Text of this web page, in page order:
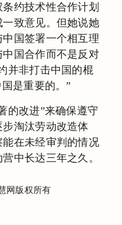
约技术性合作计划
一致意见。但她说她
国签署一个相互理
国合作而不是反对
并非打击中国的棍
是重要的。”
的改进”来确保遵守
淘汰劳动改造体
在未经审判的情况
中长达三年之久。
网版权所有